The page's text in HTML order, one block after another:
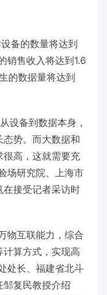
备的数量将达到
销售收入将达到1.6
的数据量将达到
设备到数据本身，
势。而大数据和
高，这就需要充
场研究院、上海市
接受记者采访时
物互联能力，综合
算方式，实现高
处长、福建省北斗
复民教授介绍